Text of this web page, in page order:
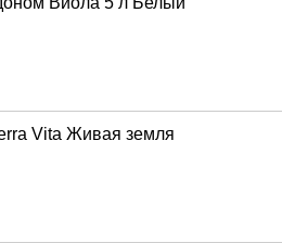
Vita Живая земля